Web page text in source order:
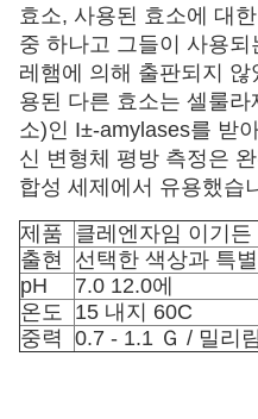
효소, 사용된 효소에 대
중 하나고 그들이 사용
레햄에 의해 출판되지
용된 다른 효소는 셀룰
소)인 I±-amylases를 받
신 변형체 평방 측정은
합성 세제에서 유용했습
제품 클레엔자임 이기든
출현
선택한 색상과 특
pH
7.0 12.0에
온도 15 내지 60C
중력 0.7 - 1.1 Ｇ / 밀리